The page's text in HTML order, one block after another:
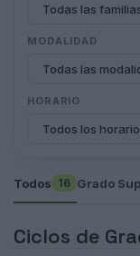
MODALIDAD
HORARIO
Todos 16 Grado
Ciclos de